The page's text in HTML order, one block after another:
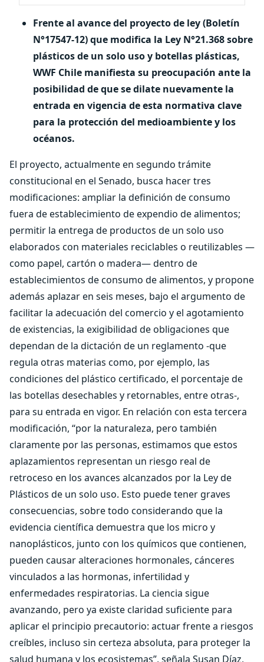
Frente al avance del proyecto de ley (Boletín
N°17547-12) que modifica la Ley N°21.368 sobre
plásticos de un solo uso y botellas plásticas,
WWF Chile manifiesta su preocupación ante la
posibilidad de que se dilate nuevamente la
entrada en vigencia de esta normativa clave
para la protección del medioambiente y los
océanos.
El proyecto, actualmente en segundo trámite
constitucional en el Senado, busca hacer tres
modificaciones: ampliar la definición de consumo
fuera de establecimiento de expendio de alimentos;
permitir la entrega de productos de un solo uso
elaborados con materiales reciclables o reutilizables —
como papel, cartón o madera— dentro de
establecimientos de consumo de alimentos, y propone
además aplazar en seis meses, bajo el argumento de
facilitar la adecuación del comercio y el agotamiento
de existencias, la exigibilidad de obligaciones que
dependan de la dictación de un reglamento -que
regula otras materias como, por ejemplo, las
condiciones del plástico certificado, el porcentaje de
las botellas desechables y retornables, entre otras-,
para su entrada en vigor. En relación con esta tercera
modificación, “por la naturaleza, pero también
claramente por las personas, estimamos que estos
aplazamientos representan un riesgo real de
retroceso en los avances alcanzados por la Ley de
Plásticos de un solo uso. Esto puede tener graves
consecuencias, sobre todo considerando que la
evidencia científica demuestra que los micro y
nanoplásticos, junto con los químicos que contienen,
pueden causar alteraciones hormonales, cánceres
vinculados a las hormonas, infertilidad y
enfermedades respiratorias. La ciencia sigue
avanzando, pero ya existe claridad suficiente para
aplicar el principio precautorio: actuar frente a riesgos
creíbles, incluso sin certeza absoluta, para proteger la
salud humana y los ecosistemas”, señala Susan Díaz,